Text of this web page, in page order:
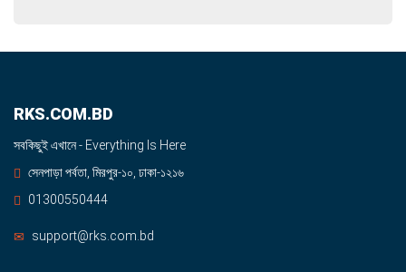
RKS.COM.BD
সবকিছুই এখানে - Everything Is Here
সেনপাড়া পর্বতা, মিরপুর-১০, ঢাকা-১২১৬
01300550444
support@rks.com.bd